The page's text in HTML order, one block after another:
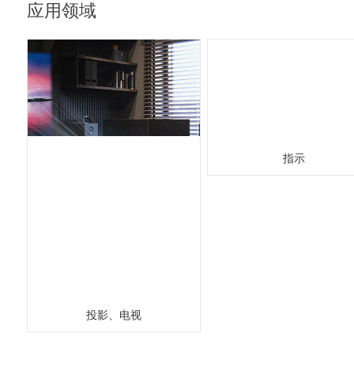
应用领域
投影、电视
指示